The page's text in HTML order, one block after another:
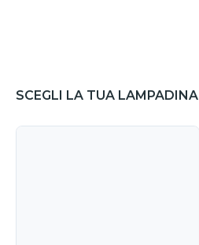
SCEGLI LA TUA LAMPADINA